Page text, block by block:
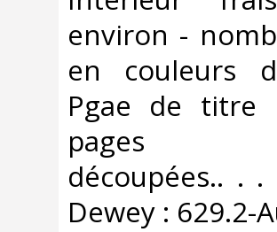
environ -
en couleurs
Pgae de titre
pages
découpées.. .
Dewey : 629.2-